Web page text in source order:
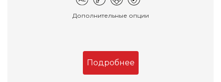
Дополнительные опции
Подробнее